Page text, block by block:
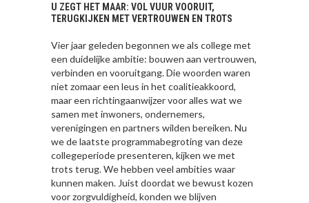
U ZEGT HET MAAR: VOL VUUR VOORUIT,
TERUGKIJKEN MET VERTROUWEN EN TROTS
Vier jaar geleden begonnen we als college met
een duidelijke ambitie: bouwen aan vertrouwen,
verbinden en vooruitgang. Die woorden waren
niet zomaar een leus in het coalitieakkoord,
maar een richtingaanwijzer voor alles wat we
samen met inwoners, ondernemers,
verenigingen en partners wilden bereiken. Nu
we de laatste programmabegroting van deze
collegeperiode presenteren, kijken we met
trots terug. We hebben veel ambities waar
kunnen maken. Juist doordat we bewust kozen
voor zorgvuldigheid, konden we blijven